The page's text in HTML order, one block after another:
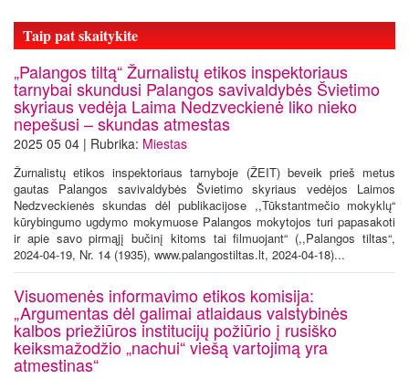
Taip pat skaitykite
„Palangos tiltą“ Žurnalistų etikos inspektoriaus
tarnybai skundusi Palangos savivaldybės Švietimo
skyriaus vedėja Laima Nedzveckienė liko nieko
nepešusi – skundas atmestas
2025 05 04 | Rubrika: Miestas
Žurnalistų etikos inspektoriaus tarnyboje (ŽEIT) beveik prieš metus
gautas Palangos savivaldybės Švietimo skyriaus vedėjos Laimos
Nedzveckienės skundas dėl publikacijose ,,Tūkstantmečio mokyklų“
kūrybingumo ugdymo mokymuose Palangos mokytojos turi papasakoti
ir apie savo pirmąjį bučinį kitoms tai filmuojant“ (,,Palangos tiltas“,
2024-04-19, Nr. 14 (1935), www.palangostiltas.lt, 2024-04-18)...
Visuomenės informavimo etikos komisija:
„Argumentas dėl galimai atlaidaus valstybinės
kalbos priežiūros institucijų požiūrio į rusiško
keiksmažodžio „nachui“ viešą vartojimą yra
atmestinas“